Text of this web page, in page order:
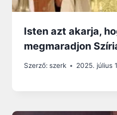
Isten azt akarja,
megmaradjon
Szerző: szerk 2025. július